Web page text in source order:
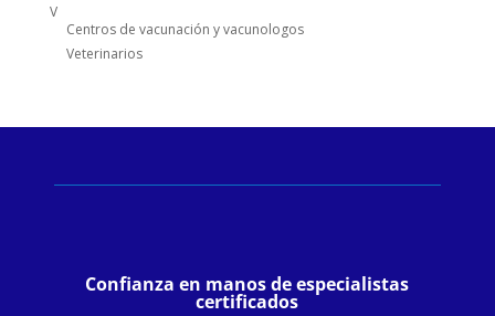
V
Centros de vacunación y vacunologos
Veterinarios
Confianza en manos de especialistas
certificados